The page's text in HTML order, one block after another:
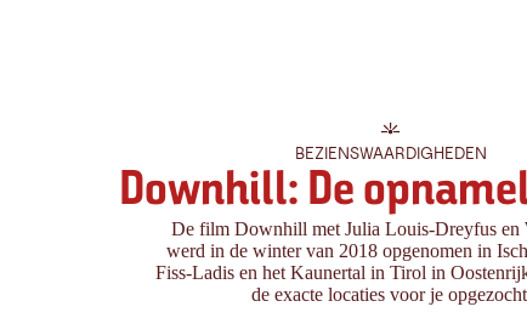
BEZIENSWAARDIGHEDEN
Downhill: De
De film Downhill met Julia Louis-Dreyfus en
werd in de winter van 2018 opgenomen in
Fiss-Ladis en het Kaunertal in Tirol in
de exacte locaties voor je